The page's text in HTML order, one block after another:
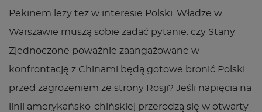
Pekinem leży też w interesie Polski. Władze w
Warszawie muszą sobie zadać pytanie: czy Stany
Zjednoczone poważnie zaangażowane w
konfrontację z Chinami będą gotowe bronić Polski
przed zagrożeniem ze strony Rosji? Jeśli napięcia na
linii amerykańsko-chińskiej przerodzą się w otwarty